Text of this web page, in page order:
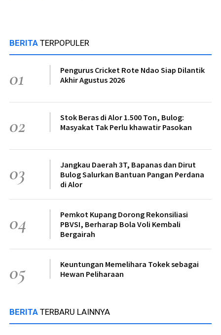
BERITA TERPOPULER
01
Pengurus Cricket Rote Ndao Siap Dilantik
Akhir Agustus 2026
02
Stok Beras di Alor 1.500 Ton, Bulog:
Masyakat Tak Perlu khawatir Pasokan
03
Jangkau Daerah 3T, Bapanas dan Dirut
Bulog Salurkan Bantuan Pangan Perdana
di Alor
04
Pemkot Kupang Dorong Rekonsiliasi
PBVSI, Berharap Bola Voli Kembali
Bergairah
05
Keuntungan Memelihara Tokek sebagai
Hewan Peliharaan
BERITA TERBARU LAINNYA